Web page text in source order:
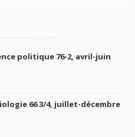
politique 76-2, avril-juin
66 3/4, juillet-décembre